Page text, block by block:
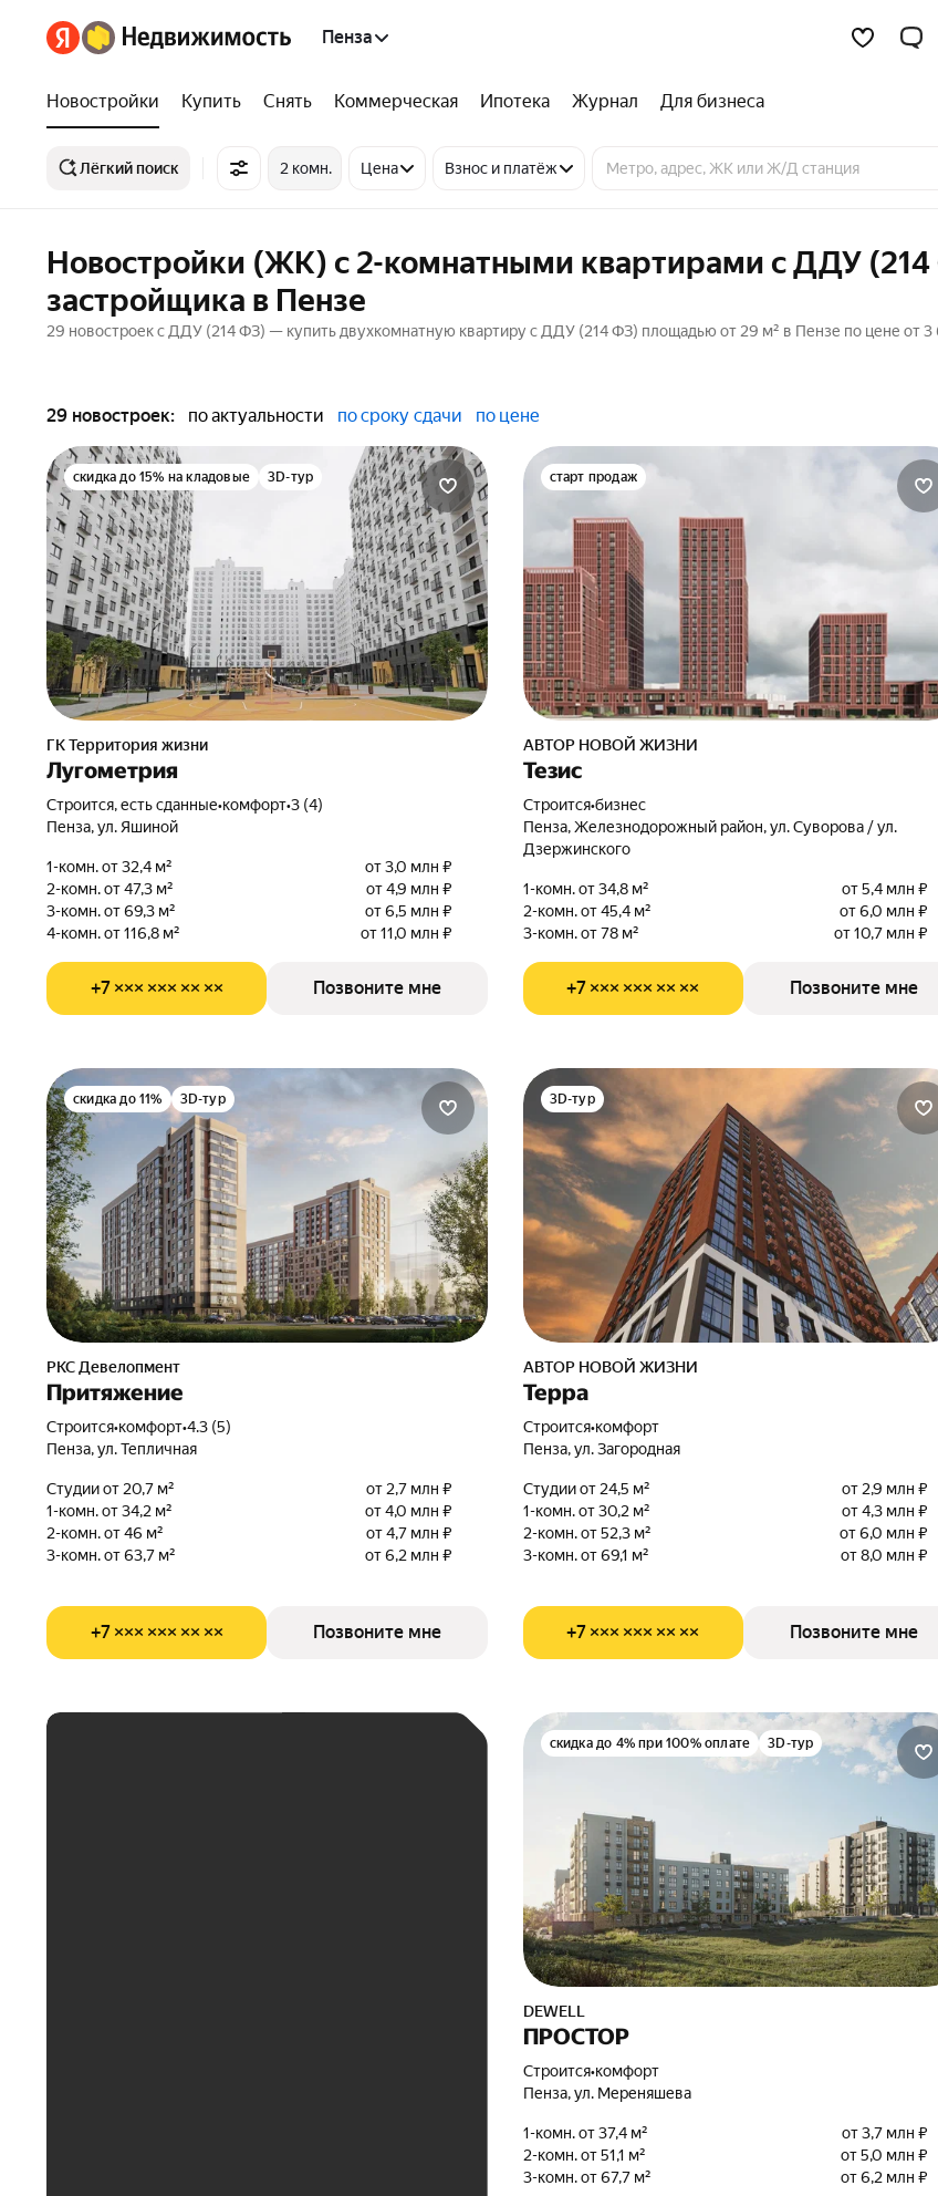
Пенза
Новостройки Купить Снять Коммерческая Ипотека Журнал Для бизнеса
Лёгкий поиск 2 комн. Цена Взнос и платёж
Новостройки (ЖК) с 2-комнатными квартирами с ДДУ (214
застройщика в Пензе
29 новостроек с ДДУ (214 ФЗ) — купить двухкомнатную квартиру с ДДУ (214 ФЗ) площадью от 29 м² в Пензе по цене от 3
29 новостроек: по актуальности по сроку сдачи по цене
скидка до 15% на кладовые 3D-тур
ГК Территория жизни
Лугометрия
Строится, есть сданные•комфорт•3 (4)
Пенза, ул. Яшиной
1-комн. от 32,4 м²
от 3,0 млн ₽
2-комн. от 47,3 м²
от 4,9 млн ₽
3-комн. от 69,3 м²
от 6,5 млн ₽
4-комн. от 116,8 м²
от 11,0 млн ₽
+7 ××× ××× ×× ×× Позвоните мне
старт продаж
АВТОР НОВОЙ ЖИЗНИ
Тезис
Строится•бизнес
Пенза, Железнодорожный район, ул. Суворова / ул.
Дзержинского
1-комн. от 34,8 м²
от 5,4 млн ₽
2-комн. от 45,4 м²
от 6,0 млн ₽
3-комн. от 78 м²
от 10,7 млн ₽
+7 ××× ××× ×× ×× Позвоните мне
скидка до 11% 3D-тур
РКС Девелопмент
Притяжение
Строится•комфорт•4.3 (5)
Пенза, ул. Тепличная
Студии от 20,7 м²
от 2,7 млн ₽
1-комн. от 34,2 м²
от 4,0 млн ₽
2-комн. от 46 м²
от 4,7 млн ₽
3-комн. от 63,7 м²
от 6,2 млн ₽
+7 ××× ××× ×× ×× Позвоните мне
3D-тур
АВТОР НОВОЙ ЖИЗНИ
Терра
Строится•комфорт
Пенза, ул. Загородная
Студии от 24,5 м²
от 2,9 млн ₽
1-комн. от 30,2 м²
от 4,3 млн ₽
2-комн. от 52,3 м²
от 6,0 млн ₽
3-комн. от 69,1 м²
от 8,0 млн ₽
+7 ××× ××× ×× ×× Позвоните мне
скидка до 4% при 100% оплате 3D-тур
DEWELL
ПРОСТОР
Строится•комфорт
Пенза, ул. Мереняшева
1-комн. от 37,4 м²
от 3,7 млн ₽
2-комн. от 51,1 м²
от 5,0 млн ₽
3-комн. от 67,7 м²
от 6,2 млн ₽